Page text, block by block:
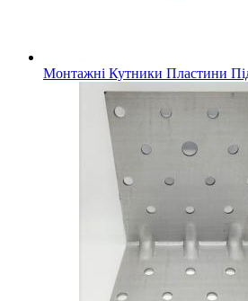
Монтажні Кутники Пластини